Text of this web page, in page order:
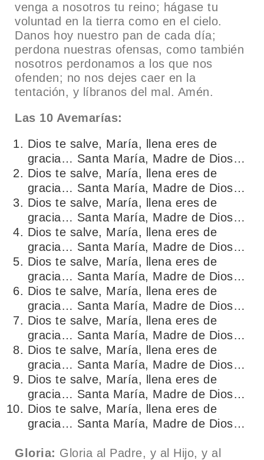
venga a nosotros tu reino; hágase tu
voluntad en la tierra como en el cielo.
Danos hoy nuestro pan de cada día;
perdona nuestras ofensas, como también
nosotros perdonamos a los que nos
ofenden; no nos dejes caer en la
tentación, y líbranos del mal. Amén.
Las 10 Avemarías:
Dios te salve, María, llena eres de
gracia… Santa María, Madre de Dios…
Dios te salve, María, llena eres de
gracia… Santa María, Madre de Dios…
Dios te salve, María, llena eres de
gracia… Santa María, Madre de Dios…
Dios te salve, María, llena eres de
gracia… Santa María, Madre de Dios…
Dios te salve, María, llena eres de
gracia… Santa María, Madre de Dios…
Dios te salve, María, llena eres de
gracia… Santa María, Madre de Dios…
Dios te salve, María, llena eres de
gracia… Santa María, Madre de Dios…
Dios te salve, María, llena eres de
gracia… Santa María, Madre de Dios…
Dios te salve, María, llena eres de
gracia… Santa María, Madre de Dios…
Dios te salve, María, llena eres de
gracia… Santa María, Madre de Dios…
Gloria: Gloria al Padre, y al Hijo, y al